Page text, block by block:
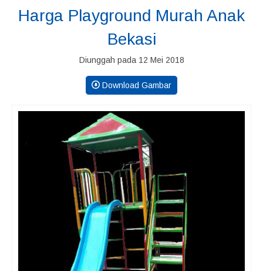
Harga Playground Murah Anak
Bekasi
Diunggah pada 12 Mei 2018
Download Gambar